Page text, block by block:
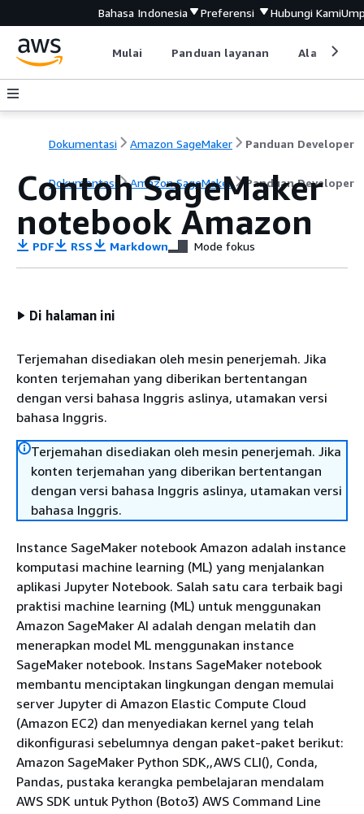
Bahasa Indonesia Preferensi Hubungi Kami
Mulai Panduan layanan Alat
Dokumentasi Amazon SageMaker Panduan Developer
Dokumentasi Amazon SageMaker Panduan Developer
Contoh SageMaker
notebook Amazon
PDF RSS Markdown Mode fokus
Di halaman ini
Terjemahan disediakan oleh mesin penerjemah. Jika
konten terjemahan yang diberikan bertentangan
dengan versi bahasa Inggris aslinya, utamakan versi
bahasa Inggris.
Terjemahan disediakan oleh mesin penerjemah. Jika
konten terjemahan yang diberikan bertentangan
dengan versi bahasa Inggris aslinya, utamakan versi
bahasa Inggris.
Instance SageMaker notebook Amazon adalah instance
komputasi machine learning (ML) yang menjalankan
aplikasi Jupyter Notebook. Salah satu cara terbaik bagi
praktisi machine learning (ML) untuk menggunakan
Amazon SageMaker AI adalah dengan melatih dan
menerapkan model ML menggunakan instance
SageMaker notebook. Instans SageMaker notebook
membantu menciptakan lingkungan dengan memulai
server Jupyter di Amazon Elastic Compute Cloud
(Amazon EC2) dan menyediakan kernel yang telah
dikonfigurasi sebelumnya dengan paket-paket berikut:
Amazon SageMaker Python SDK,,AWS CLI(), Conda,
Pandas, pustaka kerangka pembelajaran mendalam
AWS SDK untuk Python (Boto3) AWS Command Line